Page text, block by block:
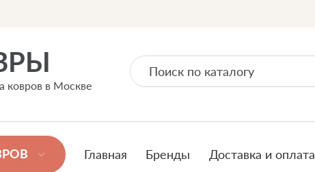
ковров в Москве
Главная Бренды Доставка и оплата